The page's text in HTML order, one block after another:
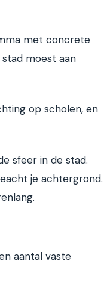
met concrete
moest aan
op scholen, en
sfeer in de stad.
je achtergrond.
aantal vaste